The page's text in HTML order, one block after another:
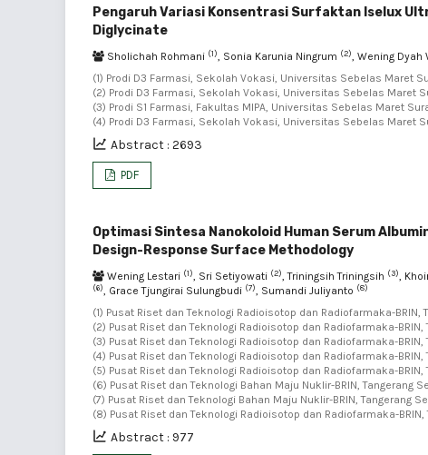
Pengaruh Variasi Konsentrasi Surfaktan Iselux
Diglycinate
Sholichah Rohmani (1), Sonia Karunia Ningrum (2), Wening Dyah
(1) Prodi D3 Farmasi, Sekolah Vokasi, Universitas Sebelas Maret
(2) Prodi D3 Farmasi, Sekolah Vokasi, Universitas Sebelas Maret
(3) Prodi S1 Farmasi, Fakultas MIPA, Universitas Sebelas Maret
(4) Prodi D3 Farmasi, Sekolah Vokasi, Universitas Sebelas Maret
Abstract : 2693
PDF
Optimasi Sintesa Nanokoloid Human Serum
Design-Response Surface Methodology
Wening Lestari (1), Sri Setiyowati (2), Triningsih Triningsih (3),
(6), Grace Tjungirai Sulungbudi (7), Sumandi Juliyanto (8)
(1) Pusat Riset dan Teknologi Radioisotop dan Radiofarmaka-
(2) Pusat Riset dan Teknologi Radioisotop dan Radiofarmaka-
(3) Pusat Riset dan Teknologi Radioisotop dan Radiofarmaka-
(4) Pusat Riset dan Teknologi Radioisotop dan Radiofarmaka-
(5) Pusat Riset dan Teknologi Radioisotop dan Radiofarmaka-
(6) Pusat Riset dan Teknologi Bahan Maju Nuklir-BRIN, Tangerang
(7) Pusat Riset dan Teknologi Bahan Maju Nuklir-BRIN, Tangerang
(8) Pusat Riset dan Teknologi Radioisotop dan Radiofarmaka-
Abstract : 977